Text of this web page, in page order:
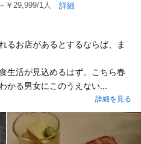
￥29,999/1人 詳細
るお店があるとするならば、ま
生活が見込めるはず。こちら春
かる男女にこのうえない...
詳細を見る